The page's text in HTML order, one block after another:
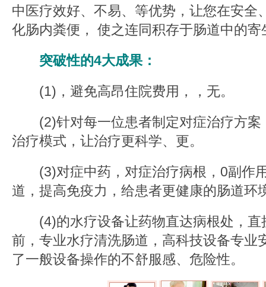
中医疗效好、不易、等优势，让您在安全
化肠内粪便， 使之连同积存于肠道中的
突破性的4大成果：
(1)，避免高昂住院费用，，无。
(2)针对每一位患者制定对症治疗方案
治疗模式，让治疗更科学、更。
(3)对症中药，对症治疗病根，0副作
道，提高免疫力，给患者更健康的肠道环
(4)的水疗设备让药物直达病根处，直
前，专业水疗清洗肠道，高科技设备专业
了一般设备操作的不舒服感、危险性。